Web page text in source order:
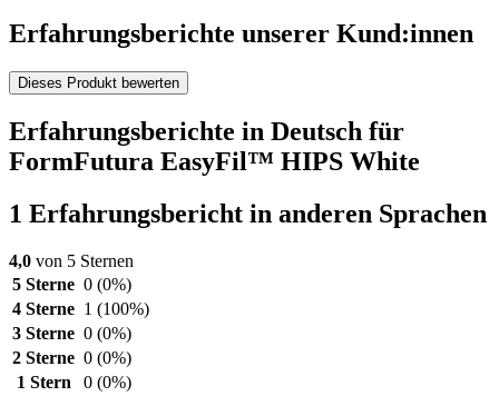
Erfahrungsberichte unserer Kund:innen
Dieses Produkt bewerten
Erfahrungsberichte in Deutsch für
FormFutura EasyFil™ HIPS White
1 Erfahrungsbericht in anderen Sprachen
4,0 von 5 Sternen
5 Sterne 0 (0%)
4 Sterne 1 (100%)
3 Sterne 0 (0%)
2 Sterne 0 (0%)
1 Stern
0 (0%)